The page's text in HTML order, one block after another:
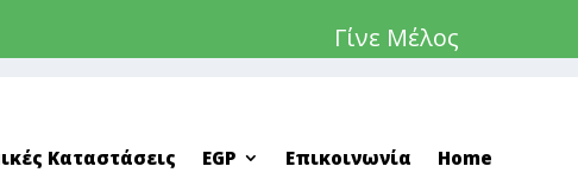
Γίνε Μέλος
Καταστάσεις EGP Επικοινωνία Home